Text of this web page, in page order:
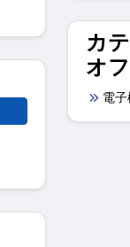
カ
オ
電